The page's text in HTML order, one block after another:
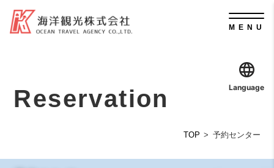
Language
MENU
Reservation
TOP 予約センター